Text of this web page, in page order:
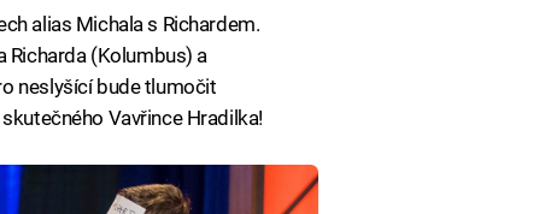
alias Michala s Richardem.
Richarda (Kolumbus) a
neslyšící bude tlumočit
Vavřince Hradilka!